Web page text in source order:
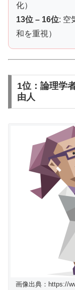
化）
13位 – 16位: 空
和を重視）
1位：論理学
由人
画像出典：https://